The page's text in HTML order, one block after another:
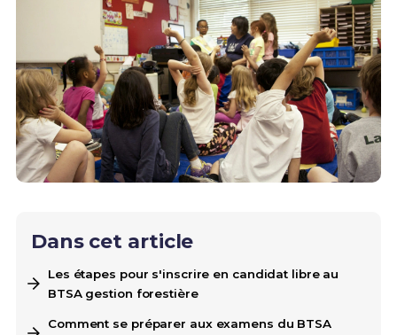
Dans cet article
Les étapes pour s'inscrire en candidat libre au
BTSA gestion forestière
Comment se préparer aux examens du BTSA